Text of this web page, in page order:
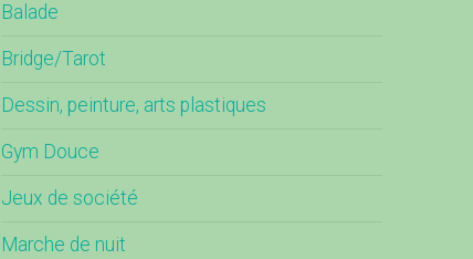
Balade
Bridge/Tarot
Dessin, peinture, arts plastiques
Gym Douce
Jeux de société
Marche de nuit